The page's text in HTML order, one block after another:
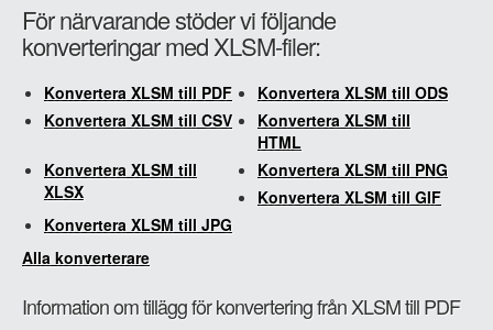
För närvarande stöder vi följande
konverteringar med XLSM-filer:
Konvertera XLSM till PDF
Konvertera XLSM till ODS
Konvertera XLSM till CSV
Konvertera XLSM till
HTML
Konvertera XLSM till
XLSX
Konvertera XLSM till PNG
Konvertera XLSM till GIF
Konvertera XLSM till JPG
Alla konverterare
Information om tillägg för konvertering från XLSM till PDF